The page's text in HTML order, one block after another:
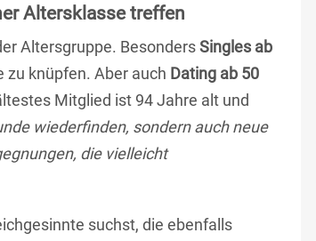
Altersklasse treffen
Altersgruppe. BesondersSingles ab
zu knüpfen. Aber auch Dating ab 50
Mitglied ist 94 Jahre alt und
wiederfinden, sondern auch neue
die vielleicht
suchst, die ebenfalls